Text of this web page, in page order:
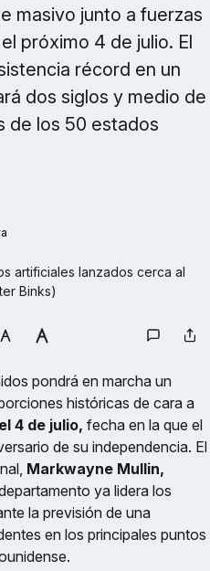
masivo junto a fuerzas
próximo 4 de julio. El
récord en un
dos siglos y medio de
de los 50 estados
artificiales lanzados cerca al
Binks)
pondrá en marcha un
históricas de cara a
4 de julio, fecha en la que el
de su independencia. El
Markwayne Mullin,
ya lidera los
la previsión de una
en los principales puntos